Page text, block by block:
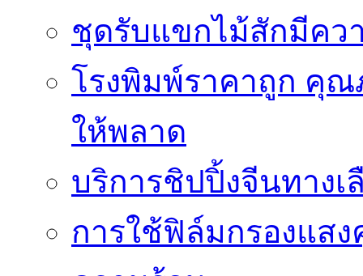
ชุดรับแขกไม้สักมีคว
โรงพิมพ์ราคาถูก คุณ
ให้พลาด
บริการชิปปิ้งจีนทาง
การใช้ฟิล์มกรองแส